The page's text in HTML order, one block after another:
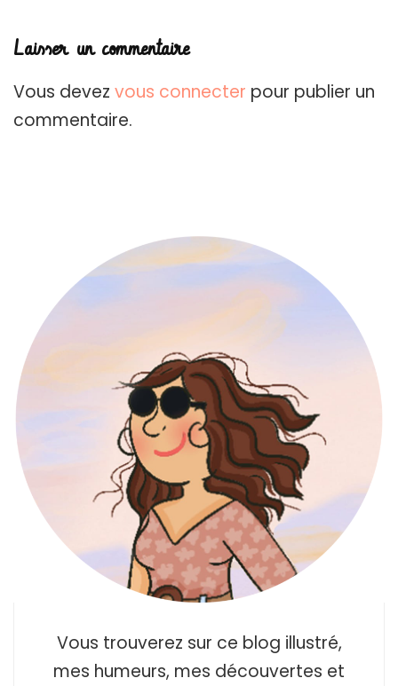
Laisser un commentaire
Vous devez vous connecter pour publier un
commentaire.
Vous trouverez sur ce blog illustré,
mes humeurs, mes découvertes et